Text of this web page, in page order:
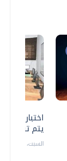
اختبارات
يتم
السبت، 18 يوليو 2026 09:22 ص